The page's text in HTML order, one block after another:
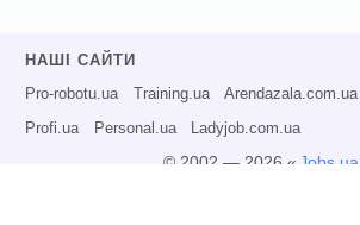
НАШІ САЙТИ
Pro-robotu.ua Training.ua Arendazala.com.ua
Profi.ua Personal.ua Ladyjob.com.ua
© 2002 — 2026 « Jobs.ua